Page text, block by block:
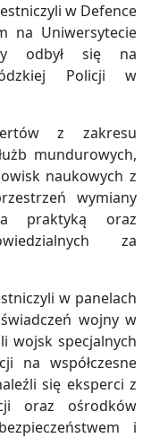
w Defence
na Uniwersytecie
odbył się na
Policji w
z zakresu
mundurowych,
naukowych z
wymiany
praktyką oraz
za
w panelach
wojny w
wojsk specjalnych
na współczesne
się eksperci z
oraz ośrodków
i